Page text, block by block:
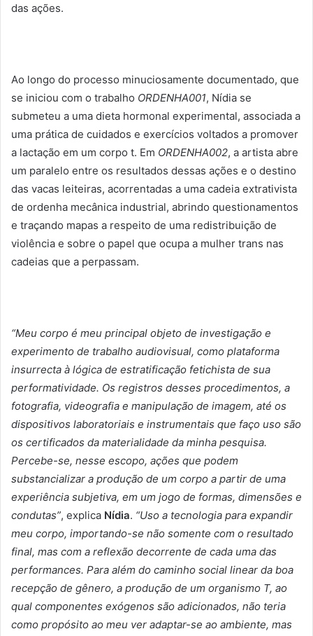
das ações.
Ao longo do processo minuciosamente documentado, que
se iniciou com o trabalho ORDENHA001, Nídia se
submeteu a uma dieta hormonal experimental, associada a
uma prática de cuidados e exercícios voltados a promover
a lactação em um corpo t. Em ORDENHA002, a artista abre
um paralelo entre os resultados dessas ações e o destino
das vacas leiteiras, acorrentadas a uma cadeia extrativista
de ordenha mecânica industrial, abrindo questionamentos
e traçando mapas a respeito de uma redistribuição de
violência e sobre o papel que ocupa a mulher trans nas
cadeias que a perpassam.
“Meu corpo é meu principal objeto de investigação e
experimento de trabalho audiovisual, como plataforma
insurrecta à lógica de estratificação fetichista de sua
performatividade. Os registros desses procedimentos, a
fotografia, videografia e manipulação de imagem, até os
dispositivos laboratoriais e instrumentais que faço uso são
os certificados da materialidade da minha pesquisa.
Percebe-se, nesse escopo, ações que podem
substancializar a produção de um corpo a partir de uma
experiência subjetiva, em um jogo de formas, dimensões e
condutas”, explica Nídia. “Uso a tecnologia para expandir
meu corpo, importando-se não somente com o resultado
final, mas com a reflexão decorrente de cada uma das
performances. Para além do caminho social linear da boa
recepção de gênero, a produção de um organismo T, ao
qual componentes exógenos são adicionados, não teria
como propósito ao meu ver adaptar-se ao ambiente, mas